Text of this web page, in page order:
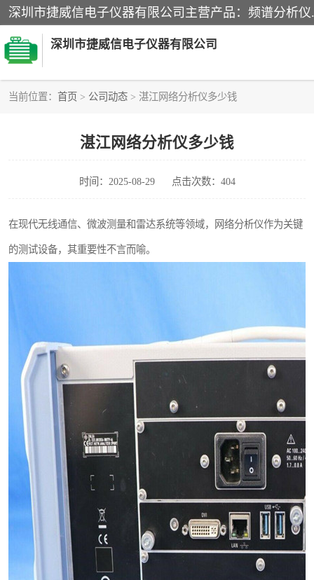
深圳市捷威信电子仪器有限公司
当前位置： 首页 > 公司动态 > 湛江网络分析仪多少钱
湛江网络分析仪多少钱
时间：2025-08-29 点击次数：404
在现代无线通信、微波测量和雷达系统等领域，网络分析仪作为关键
的测试设备，其重要性不言而喻。
万用表
GPIB-USB卡
示波器
阻抗分析仪
频率计
静电计